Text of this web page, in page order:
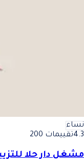
نساء
4.3تقييمات 200
مشغل دار حلا